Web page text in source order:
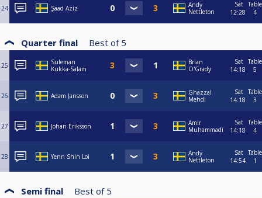
24 ٍSaad Aziz
Andy
Nettleton
Sat
12:28
Table
4
Quarter final Best of 5
25
Suleman
Kukka-Salam
Brian
O'Grady
Sat
14:18
Table
5
26 Adam Jansson
Ghazzal
Mehdi
Sat
14:18
Table
3
27 Johan Eriksson
Amir
Muhammadi
Sat
14:18
Table
4
28 Yenn Shin Loi
Andy
Nettleton
Sat
14:54
Table
1
Semi final Best of 5